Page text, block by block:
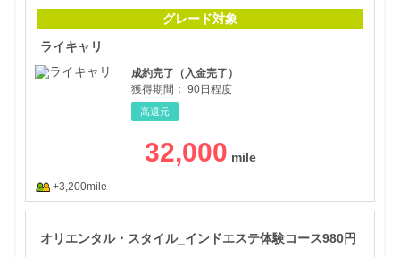
グレード対象
ライキャリ
成約完了（入金完了）
獲得期間： 90日程度
高還元
32,000
+3,200mile
オリエンタル・スタイル_インドエステ体験コース980円